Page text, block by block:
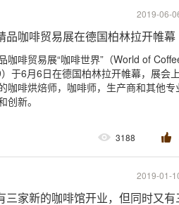
2019-06-
品咖啡贸易展在德国柏林拉开帷幕
咖啡贸易展“咖啡世界”（World of
于6月6日在德国柏林拉开帷幕，展会
咖啡烘焙师，咖啡师，生产商和其他专
创新。
3188
2019-01-
三家新的咖啡馆开业，但同时又有